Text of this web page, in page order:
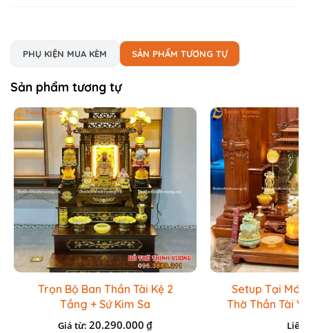
PHỤ KIỆN MUA KÈM SẢN PHẨM TƯƠNG TỰ
Sản phẩm tương tự
Trọn Bộ Ban Thần Tài Kệ 2
Tầng + Sứ Kim Sa
Giá từ:20.290.000 ₫
Setup Tại
Thờ Thần Tài
Lưu Ly
Liên